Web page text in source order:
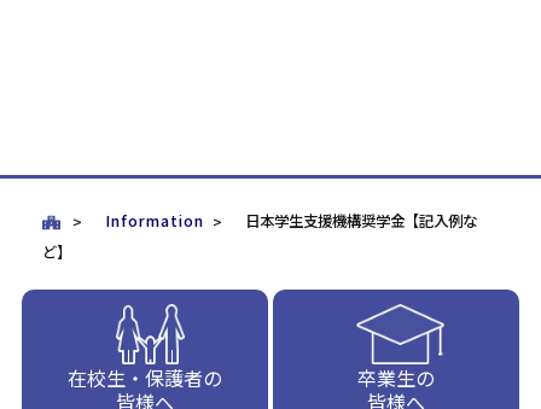
Information
日本学生支援機構奨学金【記入例な
ど】
在校生・保護者の
皆様へ
卒業生の
皆様へ